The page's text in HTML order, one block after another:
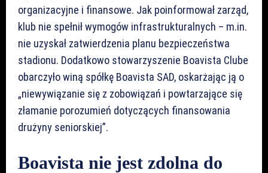
organizacyjne i finansowe. Jak poinformował zarząd,
klub nie spełnił wymogów infrastrukturalnych – m.in.
nie uzyskał zatwierdzenia planu bezpieczeństwa
stadionu. Dodatkowo stowarzyszenie Boavista Clube
obarczyło winą spółkę Boavista SAD, oskarżając ją o
„niewywiązanie się z zobowiązań i powtarzające się
złamanie porozumień dotyczących finansowania
drużyny seniorskiej”.
Boavista nie jest zdolna do